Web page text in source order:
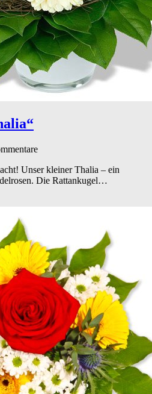
Unser kleiner Thalia – ein
Die Rattankugel…